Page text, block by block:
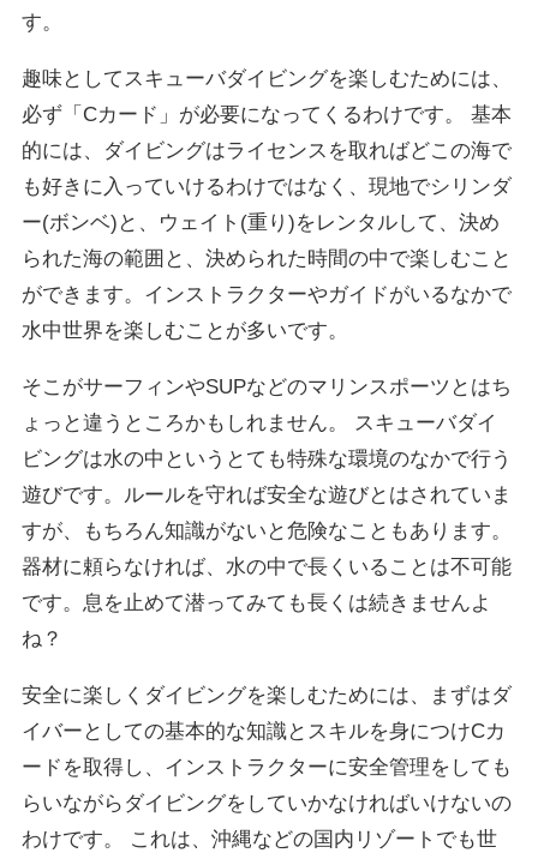
す。
趣味としてスキューバダイビングを楽しむためには、
必ず「Cカード」が必要になってくるわけです。 基本
的には、ダイビングはライセンスを取ればどこの海で
も好きに入っていけるわけではなく、現地でシリンダ
ー(ボンベ)と、ウェイト(重り)をレンタルして、決め
られた海の範囲と、決められた時間の中で楽しむこと
ができます。インストラクターやガイドがいるなかで
水中世界を楽しむことが多いです。
そこがサーフィンやSUPなどのマリンスポーツとはち
ょっと違うところかもしれません。 スキューバダイ
ビングは水の中というとても特殊な環境のなかで行う
遊びです。ルールを守れば安全な遊びとはされていま
すが、もちろん知識がないと危険なこともあります。
器材に頼らなければ、水の中で長くいることは不可能
です。息を止めて潜ってみても長くは続きませんよ
ね？
安全に楽しくダイビングを楽しむためには、まずはダ
イバーとしての基本的な知識とスキルを身につけCカ
ードを取得し、インストラクターに安全管理をしても
らいながらダイビングをしていかなければいけないの
わけです。 これは、沖縄などの国内リゾートでも世